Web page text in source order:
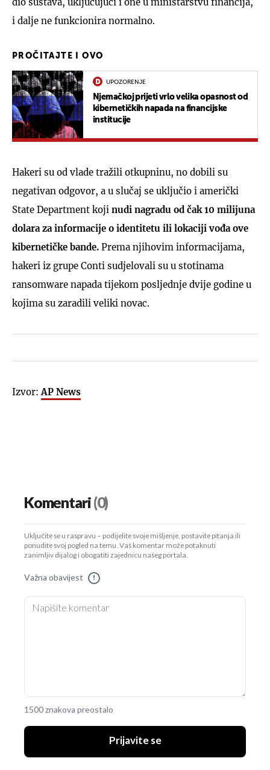
i dalje ne funkcionira normalno.
PROČITAJTE I OVO
UPOZORENJE
Njemačkoj prijeti vrlo velika opasnost od
kibernetičkih napada na financijske
institucije
Hakeri su od vlade tražili otkupninu, no dobili su
negativan odgovor, a u slučaj se uključio i američki
State Department koji nudi nagradu od čak 10 milijuna
dolara za informacije o identitetu ili lokaciji vođa ove
kibernetičke bande. Prema njihovim informacijama,
hakeri iz grupe Conti sudjelovali su u stotinama
ransomware napada tijekom posljednje dvije godine u
kojima su zaradili veliki novac.
Izvor: AP News
Komentari(0)
Uključite se u raspravu – podijelite svoje mišljenje, postavite pitanja ili
ponudite svoj pogled na temu. Vaš komentar može potaknuti
zanimljiv dijalog i obogatiti zajednicu našeg portala.
Važna obavijest !
1500 znakova preostalo
Prijavite se